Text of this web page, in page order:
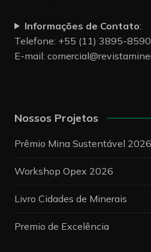
Informações de Contato:
Telefone: +55 (11) 3895-8590
E-mail:
Nossos Projetos
Prêmio Mina Sustentável 2026
Workshop Opex 2026
Livro Cidades de Minerais
Premio de Excelência